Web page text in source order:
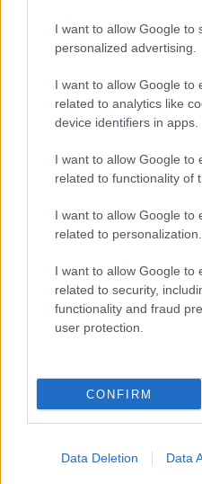
I want to allow Google to
personalized advertising.
I want to allow Google to
related to analytics like
device identifiers in apps.
I want to allow Google to
related to functionality of
I want to allow Google to
related to personalization.
I want to allow Google to
related to security,
functionality and fraud
user protection.
CONFIRM
Data Deletion Data
Egzotikus
világ körül
Határátkelő•2020. december 26.
Annyi karácsonyi fotó
inkább, mert Thaiföldtől
érdekes helyekről is